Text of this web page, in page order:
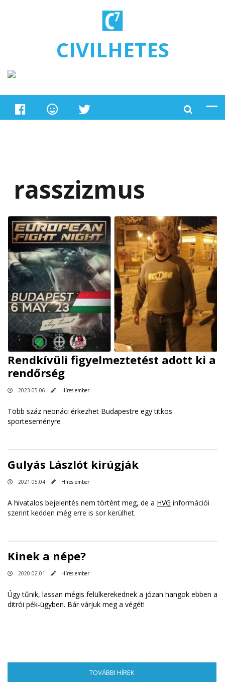
CIVILHETES
rasszizmus
Rendkívüli figyelmeztetést adott ki a
rendőrség
2023.05.06 Híres ember
Több száz neonáci érkezhet Budapestre egy titkos
sporteseményre
Gulyás Lászlót kirúgják
2021.05.04 Híres ember
A hivatalos bejelentés nem történt meg, de a HVG információi
szerint kedden még erre is sor kerülhet.
Kinek a népe?
2020.02.01 Híres ember
Úgy tűnik, lassan mégis felülkerekednek a józan hangok ebben a
ditrói pék-ügyben. Bár várjuk meg a végét!
TOVÁBBI HÍREK